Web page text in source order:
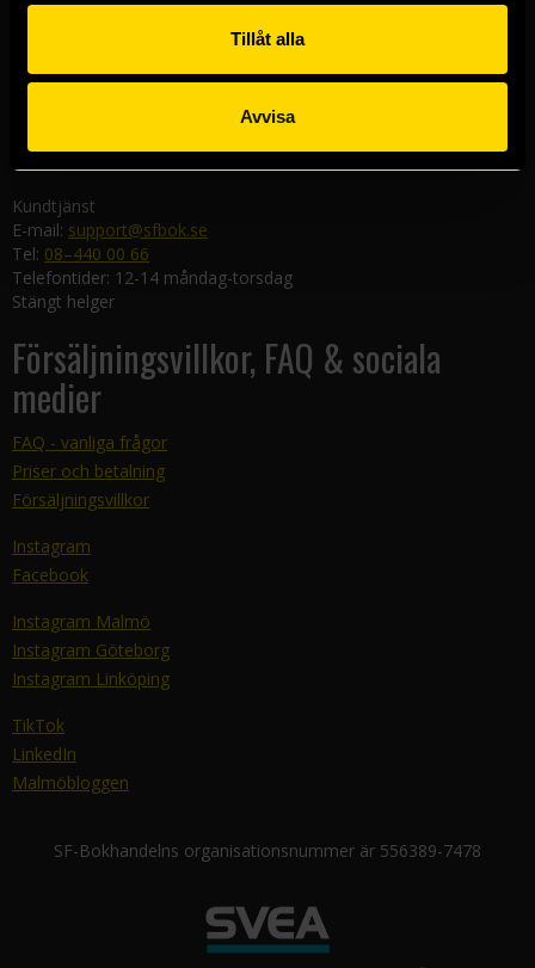
Tillåt alla
Avvisa
Malmöbutiken
582 19 Linköping
Kundtjänst
E-mail: support@sfbok.se
Tel: 08–440 00 66
Telefontider: 12-14 måndag-torsdag
Stängt helger
Försäljningsvillkor, FAQ & sociala
medier
FAQ - vanliga frågor
Priser och betalning
Försäljningsvillkor
Instagram
Facebook
Instagram Malmö
Instagram Göteborg
Instagram Linköping
TikTok
LinkedIn
Malmöbloggen
SF-Bokhandelns organisationsnummer är 556389-7478